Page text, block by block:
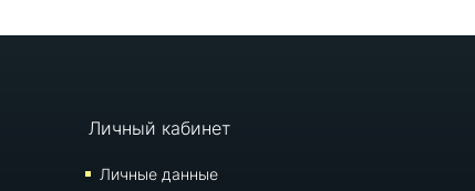
Личный кабинет
Личные данные